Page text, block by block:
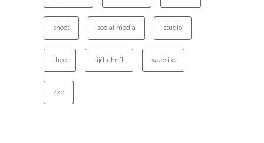
shoot social media studio
thee tijdschrift website
zzp